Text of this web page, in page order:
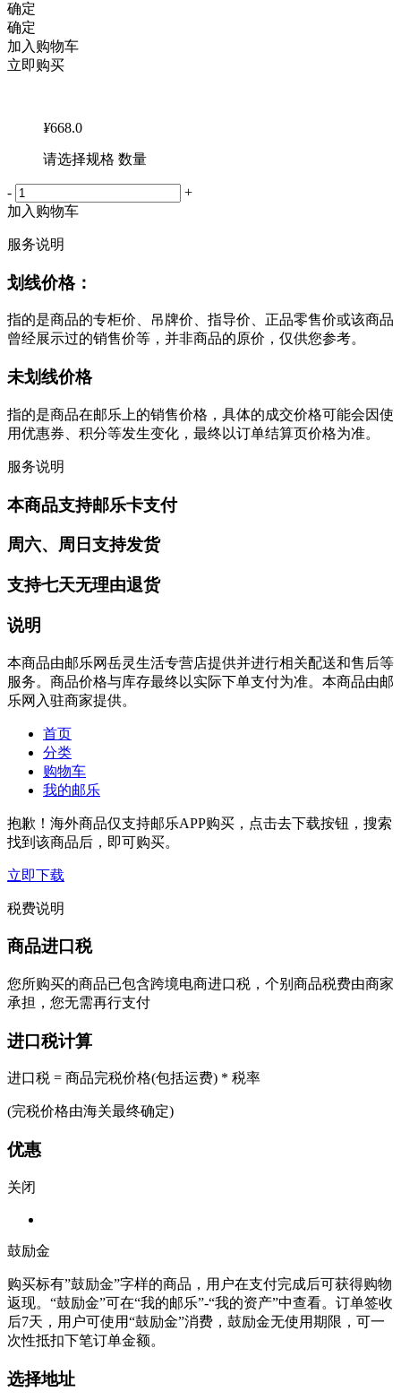
确定
确定
加入购物车
立即购买
¥668.0
请选择规格 数量
-
+
加入购物车
服务说明
划线价格：
指的是商品的专柜价、吊牌价、指导价、正品零售价或该商品
曾经展示过的销售价等，并非商品的原价，仅供您参考。
未划线价格
指的是商品在邮乐上的销售价格，具体的成交价格可能会因使
用优惠券、积分等发生变化，最终以订单结算页价格为准。
服务说明
本商品支持邮乐卡支付
周六、周日支持发货
支持七天无理由退货
说明
本商品由邮乐网岳灵生活专营店提供并进行相关配送和售后等
服务。商品价格与库存最终以实际下单支付为准。本商品由邮
乐网入驻商家提供。
首页
分类
购物车
我的邮乐
抱歉！海外商品仅支持邮乐APP购买，点击去下载按钮，搜索
找到该商品后，即可购买。
立即下载
税费说明
商品进口税
您所购买的商品已包含跨境电商进口税，个别商品税费由商家
承担，您无需再行支付
进口税计算
进口税 = 商品完税价格(包括运费) * 税率
(完税价格由海关最终确定)
优惠
关闭
鼓励金
购买标有”鼓励金”字样的商品，用户在支付完成后可获得购物
返现。“鼓励金”可在“我的邮乐”-“我的资产”中查看。订单签收
后7天，用户可使用“鼓励金”消费，鼓励金无使用期限，可一
次性抵扣下笔订单金额。
选择地址